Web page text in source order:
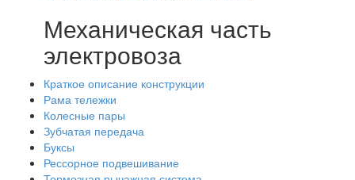
Механическая часть
электровоза
Краткое описание конструкции
Рама тележки
Колесные пары
Зубчатая передача
Буксы
Рессорное подвешивание